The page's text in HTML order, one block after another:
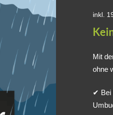
inkl.
Mit
ohne
✔ Bei